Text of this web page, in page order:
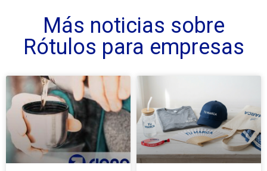
Más noticias sobre
Rótulos para empresas